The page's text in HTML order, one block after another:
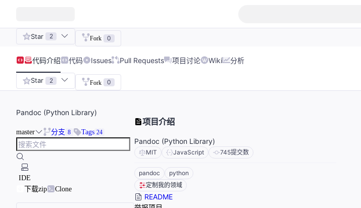
Star 2 Fork 0
代码介绍 代码 Issues Pull Requests 项目讨论 Wiki 分析
Star 2 Fork 0
Pandoc (Python Library)
master 分支 8 Tags 24
IDE
下载zip
Clone
项目介绍
Pandoc (Python Library)
MIT JavaScript 745提交数
pandoc
python
定制我的领域
README